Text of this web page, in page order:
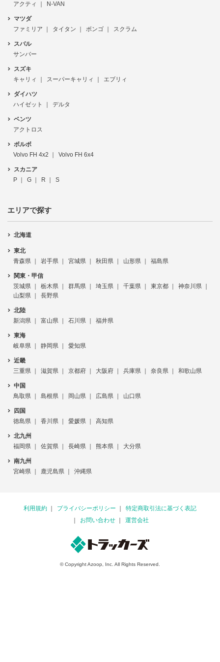
アクティ
N-VAN
マツダ
ファミリア
タイタン ボンゴ スクラム
スバル
サンバー
スズキ
キャリィ
スーパーキャリィ エブリィ
ダイハツ
ハイゼット
デルタ
ベンツ
アクトロス
ボルボ
Volvo FH 4x2
Volvo FH 6x4
スカニア
P
G R S
エリアで探す
北海道
東北
青森県
岩手県 宮城県 秋田県 山形県 福島県
関東・甲信
茨城県
栃木県 群馬県 埼玉県 千葉県 東京都
神奈川県
山梨県
長野県
北陸
新潟県
富山県 石川県 福井県
東海
岐阜県
静岡県 愛知県
近畿
三重県
滋賀県 京都府 大阪府 兵庫県 奈良県 和歌山県
中国
鳥取県
島根県 岡山県 広島県 山口県
四国
徳島県
香川県 愛媛県 高知県
北九州
福岡県
佐賀県 長崎県 熊本県 大分県
南九州
宮崎県
鹿児島県 沖縄県
利用規約 プライバシーポリシー
特定商取引法に基づく表記
お問い合わせ
運営会社
© Copyright Azoop, Inc. All Rights Reserved.